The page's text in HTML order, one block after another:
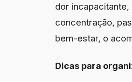
dor
concentração,
bem-estar, o
Dicas para